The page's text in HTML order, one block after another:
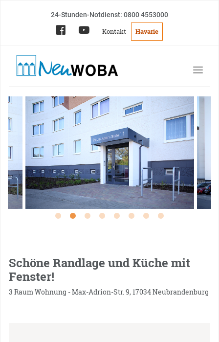
24-Stunden-Notdienst: 0800 4553000
Kontakt Havarie
Schöne Randlage und Küche mit
Fenster!
3 Raum Wohnung - Max-Adrion-Str. 9, 17034 Neubrandenburg